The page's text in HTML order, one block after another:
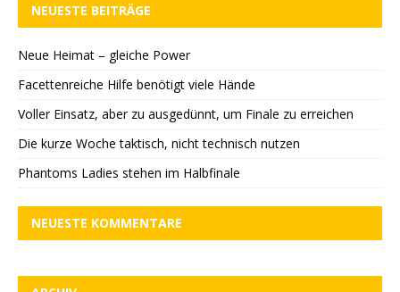
NEUESTE BEITRÄGE
Neue Heimat – gleiche Power
Facettenreiche Hilfe benötigt viele Hände
Voller Einsatz, aber zu ausgedünnt, um Finale zu erreichen
Die kurze Woche taktisch, nicht technisch nutzen
Phantoms Ladies stehen im Halbfinale
NEUESTE KOMMENTARE